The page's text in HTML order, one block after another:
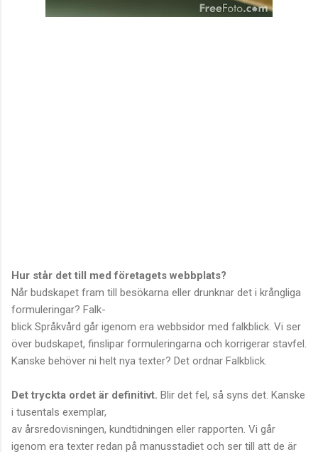
Hur står det till med företagets webbplats?
Når budskapet fram till besökarna eller drunknar det i krångliga
formuleringar? Falk-
blick Språkvård går igenom era webbsidor med falkblick. Vi ser
över budskapet, finslipar formuleringarna och korrigerar stavfel.
Kanske behöver ni helt nya texter? Det ordnar Falkblick.
Det tryckta ordet är definitivt. Blir det fel, så syns det. Kanske
i tusentals exemplar,
av årsredovisningen, kundtidningen eller rapporten. Vi går
igenom era texter redan på manusstadiet och ser till att de är